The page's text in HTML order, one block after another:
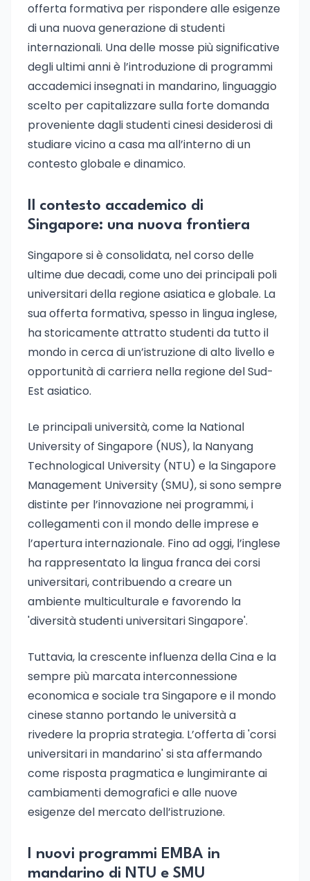
offerta formativa per rispondere alle esigenze
di una nuova generazione di studenti
internazionali. Una delle mosse più significative
degli ultimi anni è l’introduzione di programmi
accademici insegnati in mandarino, linguaggio
scelto per capitalizzare sulla forte domanda
proveniente dagli studenti cinesi desiderosi di
studiare vicino a casa ma all’interno di un
contesto globale e dinamico.
Il contesto accademico di
Singapore: una nuova frontiera
Singapore si è consolidata, nel corso delle
ultime due decadi, come uno dei principali poli
universitari della regione asiatica e globale. La
sua offerta formativa, spesso in lingua inglese,
ha storicamente attratto studenti da tutto il
mondo in cerca di un’istruzione di alto livello e
opportunità di carriera nella regione del Sud-
Est asiatico.
Le principali università, come la National
University of Singapore (NUS), la Nanyang
Technological University (NTU) e la Singapore
Management University (SMU), si sono sempre
distinte per l’innovazione nei programmi, i
collegamenti con il mondo delle imprese e
l’apertura internazionale. Fino ad oggi, l’inglese
ha rappresentato la lingua franca dei corsi
universitari, contribuendo a creare un
ambiente multiculturale e favorendo la
'diversità studenti universitari Singapore'.
Tuttavia, la crescente influenza della Cina e la
sempre più marcata interconnessione
economica e sociale tra Singapore e il mondo
cinese stanno portando le università a
rivedere la propria strategia. L’offerta di 'corsi
universitari in mandarino' si sta affermando
come risposta pragmatica e lungimirante ai
cambiamenti demografici e alle nuove
esigenze del mercato dell’istruzione.
I nuovi programmi EMBA in
mandarino di NTU e SMU